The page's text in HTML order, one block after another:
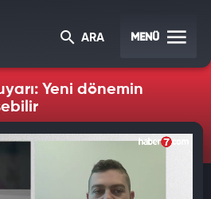
ARA MENÜ
Yeni dönemin